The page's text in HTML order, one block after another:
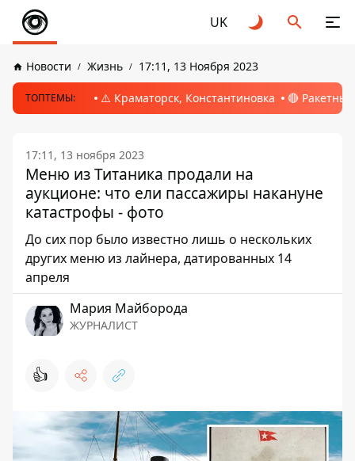
UK
Новости Жизнь 17:11, 13 Ноября 2023
ТОПТЕМЫ: ⚠️ Краматорск, Константиновка 🔴
17:11, 13 ноября 2023
Меню из Титаника продали на
аукционе: что ели пассажиры накануне
катастрофы - фото
До сих пор было известно лишь о нескольких
других меню из лайнера, датированных 14
апреля
Мария Майборода
ЖУРНАЛИСТ
👍